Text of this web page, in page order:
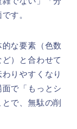
す。
な要素（色数
）と合わせて
りやすくなり
で「もっとシ
で、無駄の削